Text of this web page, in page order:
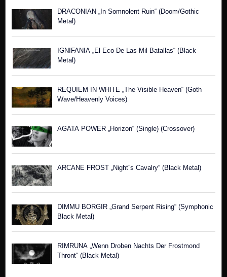
DRACONIAN „In Somnolent Ruin“ (Doom/Gothic
Metal)
IGNIFANIA „El Eco De Las Mil Batallas“ (Black
Metal)
REQUIEM IN WHITE „The Visible Heaven“ (Goth
Wave/Heavenly Voices)
AGATA POWER „Horizon“ (Single) (Crossover)
ARCANE FROST „Night´s Cavalry“ (Black Metal)
DIMMU BORGIR „Grand Serpent Rising“ (Symphonic
Black Metal)
RIMRUNA „Wenn Droben Nachts Der Frostmond
Thront“ (Black Metal)